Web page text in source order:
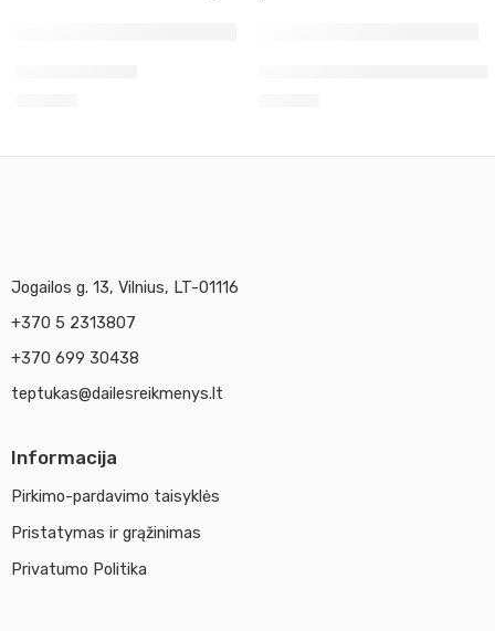
Jogailos g. 13, Vilnius, LT-01116
+370 5 2313807
+370 699 30438
teptukas@dailesreikmenys.lt
Informacija
Pirkimo-pardavimo taisyklės
Pristatymas ir grąžinimas
Privatumo Politika